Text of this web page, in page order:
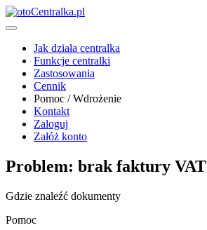
Jak działa centralka
Funkcje centralki
Zastosowania
Cennik
Pomoc / Wdrożenie
Kontakt
Zaloguj
Załóż konto
Problem: brak faktury VAT
Gdzie znaleźć dokumenty
Pomoc